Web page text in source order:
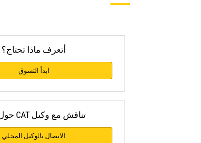
أتعرف ماذا تحتاج؟
ابدأ التسوق
تناقش مع وكيل CAT حول GET
الاتصال بالوكيل المحلي